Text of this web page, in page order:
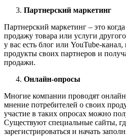
Партнерский маркетинг
Партнерский маркетинг – это
продажу товара или услуги
у вас есть блог или YouTube-
продукты своих партнеров и
продажи.
Онлайн-опросы
Многие компании проводят
мнение потребителей о своих
участие в таких опросах можно
Существуют специальные сайты,
зарегистрироваться и начать